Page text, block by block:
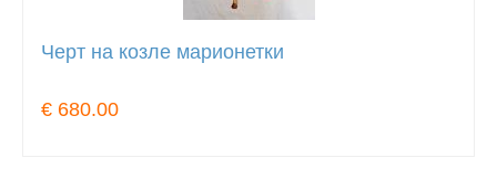
Черт на козле марионетки
€ 680.00